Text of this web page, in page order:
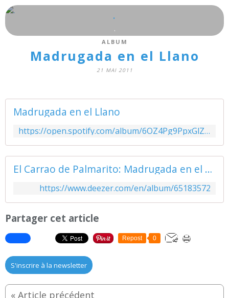
.
.
ALBUM
Madrugada en el Llano
21 MAI 2011
Madrugada en el Llano
https://open.spotify.com/album/6OZ4Pg9PpxGlZjJ0pqwPGk
El Carrao de Palmarito: Madrugada en el Llano - Music Streaming - Listen on Deezer
https://www.deezer.com/en/album/65183572
Partager cet article
Repost 0
S'inscrire à la newsletter